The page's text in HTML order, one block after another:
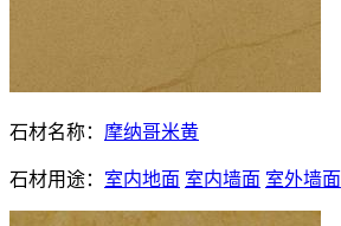
石材名称： 摩纳哥米黄
石材用途： 室内地面 室内墙面 室外墙面